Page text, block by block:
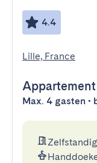
4.4
Lille, France
Appartement
Max. 4 gasten •